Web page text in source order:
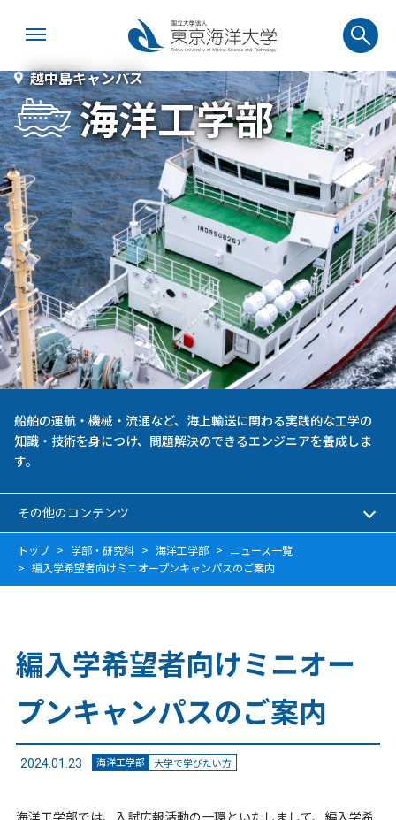
越中島キャンパス
海洋工学部
船舶の運航・機械・流通など、海上輸送に関わる実践的な工学の
知識・技術を身につけ、問題解決のできるエンジニアを養成しま
す。
その他のコンテンツ
トップ 学部・研究科 海洋工学部
ニュース一覧
編入学希望者向けミニオープンキャンパスのご案内
編入学希望者向けミニオー
プンキャンパスのご案内
2024.01.23 海洋工学部 大学で学びたい方
海洋工学部では、入試広報活動の一環といたしまして、編入学希